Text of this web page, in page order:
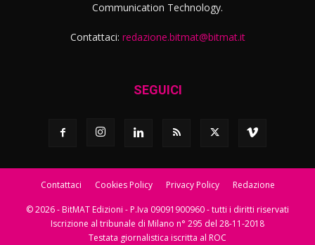
Communication Technology.
Contattaci: redazione.bitmat@bitmat.it
SEGUICI
Contattaci Cookies Policy Privacy Policy Redazione
© 2026 - BitMAT Edizioni - P.Iva 09091900960 - tutti i diritti riservati
Iscrizione al tribunale di Milano n° 295 del 28-11-2018
Testata giornalistica iscritta al ROC